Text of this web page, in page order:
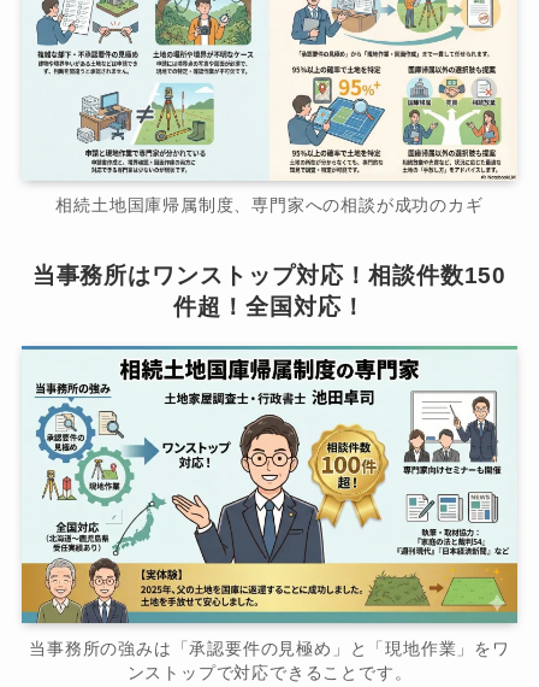
相続土地国庫帰属制度、専門家への相談が成功のカギ
当事務所はワンストップ対応！相談件数150
件超！全国対応！
当事務所の強みは「承認要件の見極め」と「現地作業」をワ
ンストップで対応できることです。